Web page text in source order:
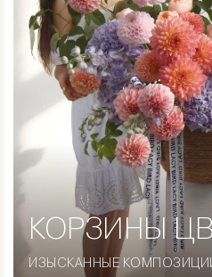
КОРЗИНЫ
ИЗЫСКАННЫЕ